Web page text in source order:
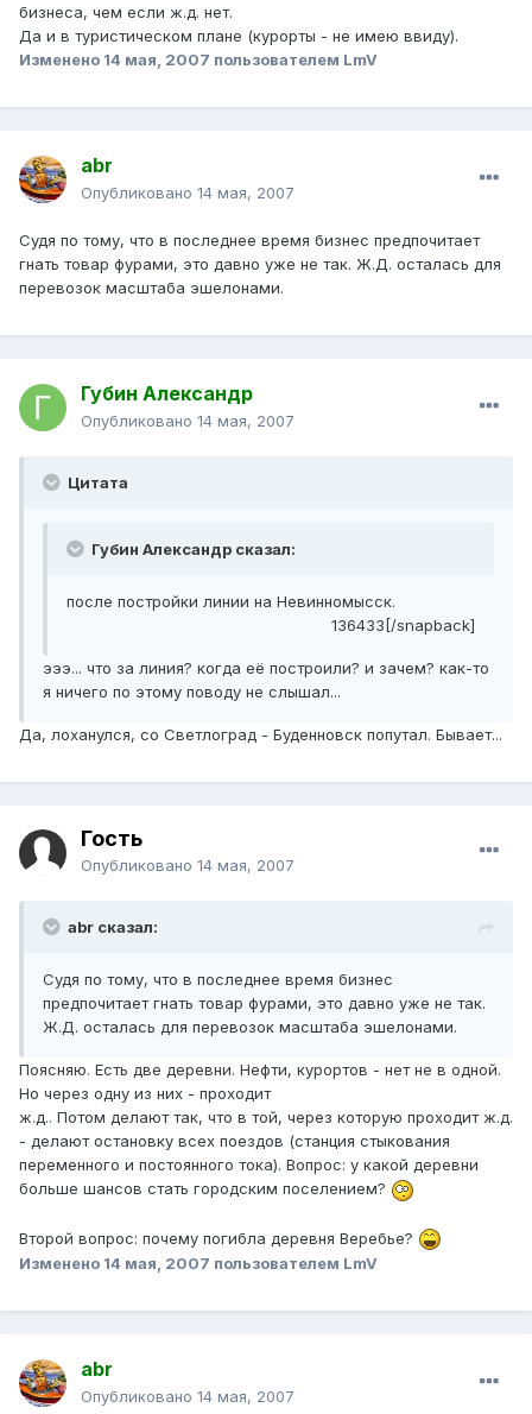
бизнеса, чем если ж.д. нет.
Да и в туристическом плане (курорты - не имею ввиду).
Изменено 14 мая, 2007 пользователем LmV
abr
Опубликовано 14 мая, 2007
Судя по тому, что в последнее время бизнес предпочитает
гнать товар фурами, это давно уже не так. Ж.Д. осталась для
перевозок масштаба эшелонами.
Губин Александр
Опубликовано 14 мая, 2007
Цитата
Губин Александр сказал:
после постройки линии на Невинномысск.
136433[/snapback]
эээ... что за линия? когда её построили? и зачем? как-то
я ничего по этому поводу не слышал...
Да, лоханулся, со Светлоград - Буденновск попутал. Бывает...
Гость
Опубликовано 14 мая, 2007
abr сказал:
Судя по тому, что в последнее время бизнес
предпочитает гнать товар фурами, это давно уже не так.
Ж.Д. осталась для перевозок масштаба эшелонами.
Поясняю. Есть две деревни. Нефти, курортов - нет не в одной.
Но через одну из них - проходит
ж.д.. Потом делают так, что в той, через которую проходит ж.д.
- делают остановку всех поездов (станция стыкования
переменного и постоянного тока). Вопрос: у какой деревни
больше шансов стать городским поселением?
Второй вопрос: почему погибла деревня Веребье?
Изменено 14 мая, 2007 пользователем LmV
abr
Опубликовано 14 мая, 2007